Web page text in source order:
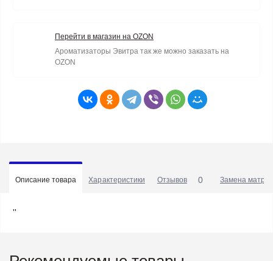
Перейти в магазин на OZON
Ароматизаторы Эвитра так же можно заказать на
OZON
Описание товара Характеристики Отзывов 0 Замена
''